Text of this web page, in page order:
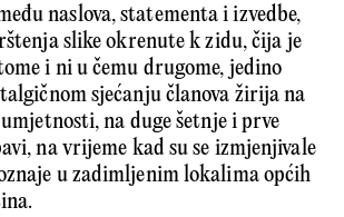
naslova, statementa i izvedbe,
slike okrenute k zidu, čija je
i ni u čemu drugome, jedino
sjećanju članova žirija na
na duge šetnje i prve
na vrijeme kad su se izmjenjivale
u zadimljenim lokalima općih